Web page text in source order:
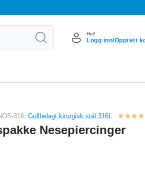
Hei!
Logg inn/Opprett
316,Gullbelagt kirurgisk stål 316L
Nesepiercinger